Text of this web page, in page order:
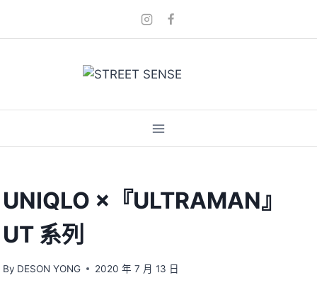
UNIQLO ×『ULTRAMAN』
UT 系列
By DESON YONG 2020 年 7 月 13 日